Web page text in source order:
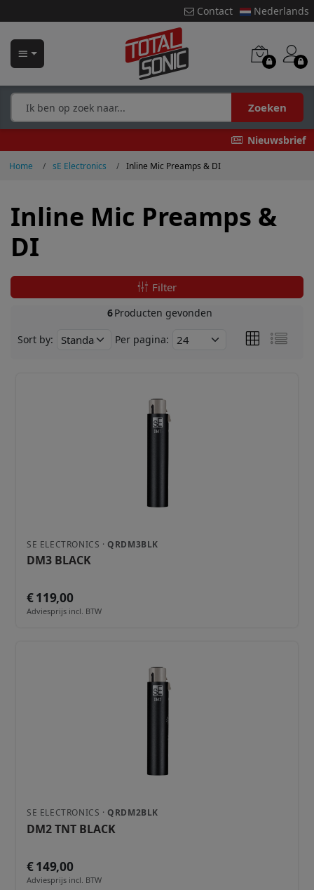
Contact Nederlands
Zoeken
Nieuwsbrief
Home sE Electronics Inline Mic Preamps & DI
Inline Mic Preamps &
DI
Filter
6Producten gevonden
Sort by: Per pagina:
SE ELECTRONICS · QRDM3BLK
DM3 BLACK
€ 119,00
Adviesprijs incl. BTW
SE ELECTRONICS · QRDM2BLK
DM2 TNT BLACK
€ 149,00
Adviesprijs incl. BTW